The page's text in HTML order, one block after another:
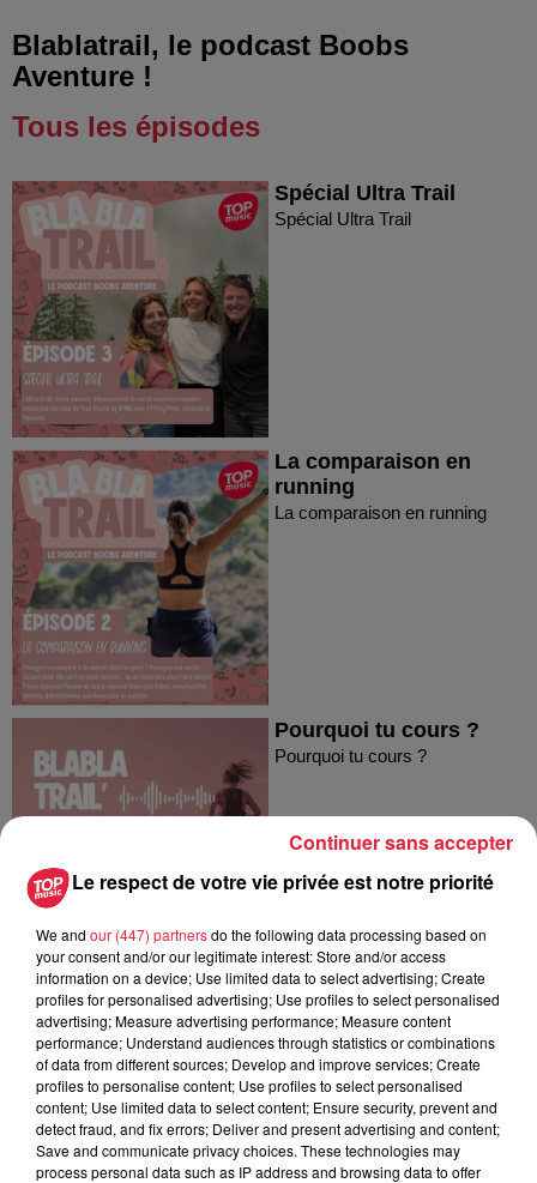
Blablatrail, le podcast Boobs
Aventure !
Tous les épisodes
Spécial Ultra Trail
Spécial Ultra Trail
La comparaison en
running
La comparaison en running
Pourquoi tu cours ?
Pourquoi tu cours ?
Les loutres alsaciennes,
ces papas nageurs qui
cassent les codes du...
Bouge !
Le respect de votre vie privée est notre priorité
We and our (447) partnersdo the following data processing based on
your consent and/or our legitimate interest: Store and/or access
information on a device; Use limited data to select advertising; Create
profiles for personalised advertising; Use profiles to select personalised
advertising; Measure advertising performance; Measure content
performance; Understand audiences through statistics or combinations
of data from different sources; Develop and improve services; Create
profiles to personalise content; Use profiles to select personalised
content; Use limited data to select content; Ensure security, prevent and
detect fraud, and fix errors; Deliver and present advertising and content;
Save and communicate privacy choices. These technologies may
process personal data such as IP address and browsing data to offer
Continuer sans accepter